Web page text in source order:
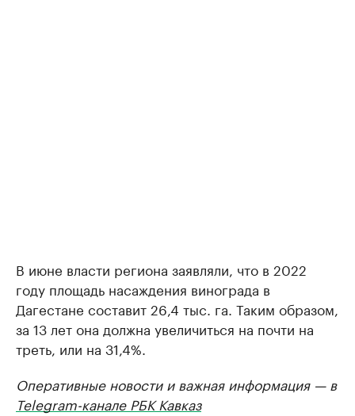
В июне власти региона заявляли, что в 2022
году площадь насаждения винограда в
Дагестане составит 26,4 тыс. га. Таким образом,
за 13 лет она должна увеличиться на почти на
треть, или на 31,4%.
Оперативные новости и важная информация — в
Telegram-канале РБК Кавказ